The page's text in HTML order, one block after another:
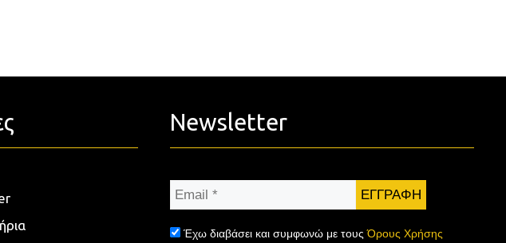
Newsletter
Email
Έχω διαβάσει και συμφωνώ με τουςΌρους Χρήσης